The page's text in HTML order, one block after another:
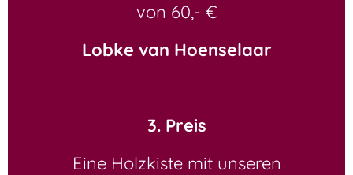
von 60,- €
Lobke van Hoenselaar
3. Preis
Eine Holzkiste mit unseren